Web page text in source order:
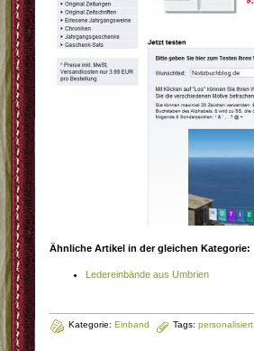
Ähnliche Artikel in der gleichen Kategorie:
Ledereinbände aus Umbrien
Kategorie: Einband Tags: personalisiert